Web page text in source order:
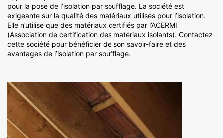
pour la pose de l’isolation par soufflage. La société est
exigeante sur la qualité des matériaux utilisés pour l’isolation.
Elle n’utilise que des matériaux certifiés par l’ACERMI
(Association de certification des matériaux isolants). Contactez
cette société pour bénéficier de son savoir-faire et des
avantages de l’isolation par soufflage.